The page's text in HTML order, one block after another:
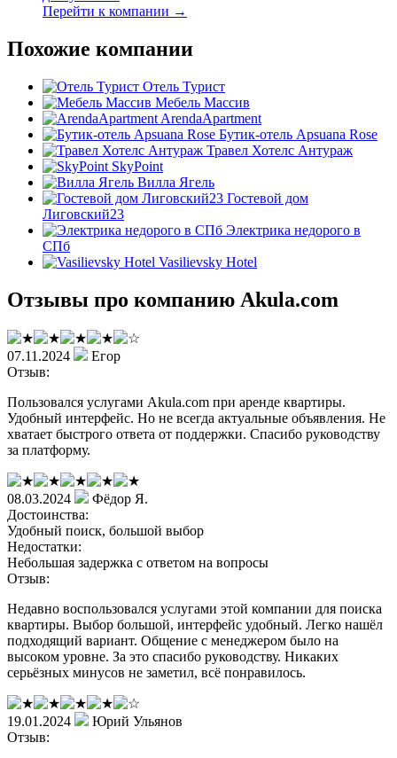
Перейти к компании →
Похожие компании
Отель Турист
Мебель Массив
ArendaApartment
Бутик-отель Apsuana Rose
Травел Хотелс Антураж
SkyPoint
Вилла Ягель
Гостевой дом
Лиговский23
Электрика недорого в
СПб
Vasilievsky Hotel
Отзывы про компанию Akula.com
07.11.2024
Егор
Отзыв:
Пользовался услугами Akula.com при аренде квартиры.
Удобный интерфейс. Но не всегда актуальные объявления. Не
хватает быстрого ответа от поддержки. Спасибо руководству
за платформу.
08.03.2024
Фёдор Я.
Достоинства:
Удобный поиск, большой выбор
Недостатки:
Небольшая задержка с ответом на вопросы
Отзыв:
Недавно воспользовался услугами этой компании для поиска
квартиры. Выбор большой, интерфейс удобный. Легко нашёл
подходящий вариант. Общение с менеджером было на
высоком уровне. За это спасибо руководству. Никаких
серьёзных минусов не заметил, всё понравилось.
19.01.2024
Юрий Ульянов
Отзыв: